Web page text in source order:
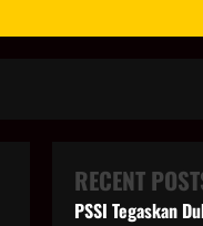
RECENT
PSSI Tegaskan